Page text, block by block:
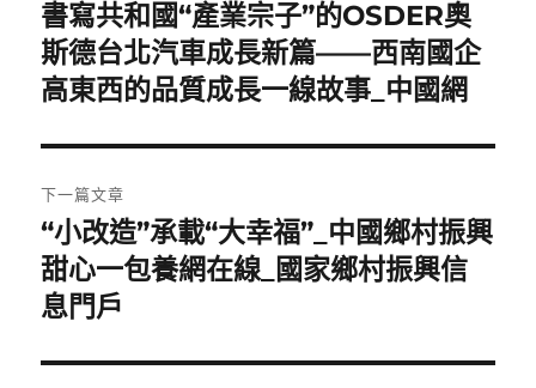
導
覽
上
一
篇
章:
書寫共和國“產業宗子”的OSDER奧
斯德台北汽車成長新篇——西南國企
高東西的品質成長一線故事_中國網
下一篇文章
下
一
篇
章:
“小改造”承載“大幸福”_中國鄉村振興
甜心一包養網在線_國家鄉村振興信
息門戶